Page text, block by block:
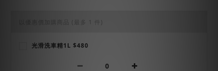
(最多 1 件)
光滑洗車精1L $480